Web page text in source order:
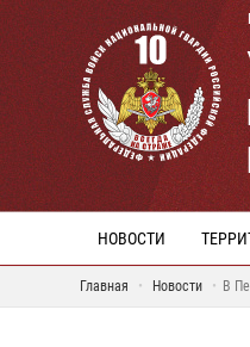
НОВОСТИ
Главная Новости В